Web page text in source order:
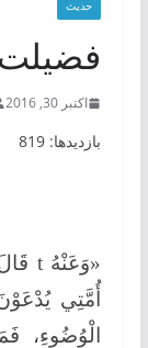
حدیث
اکتبر 30, 2016
بازدیدها: 819
أُمَّتِي
الْوُضُوءِ،